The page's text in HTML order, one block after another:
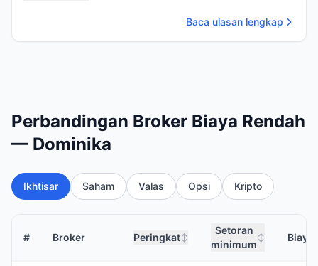
Baca ulasan lengkap
Perbandingan Broker Biaya Rendah
— Dominika
Ikhtisar Saham Valas Opsi Kripto
# Broker Peringkat↕
Setoran
minimum
↕ Biaya